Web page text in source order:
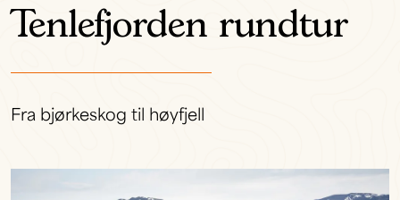
Tenlefjorden rundtur
Fra bjørkeskog til høyfjell